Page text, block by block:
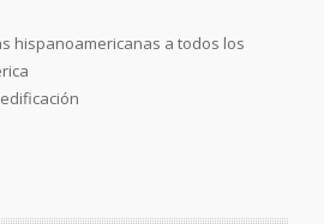
hispanoamericanas a todos los